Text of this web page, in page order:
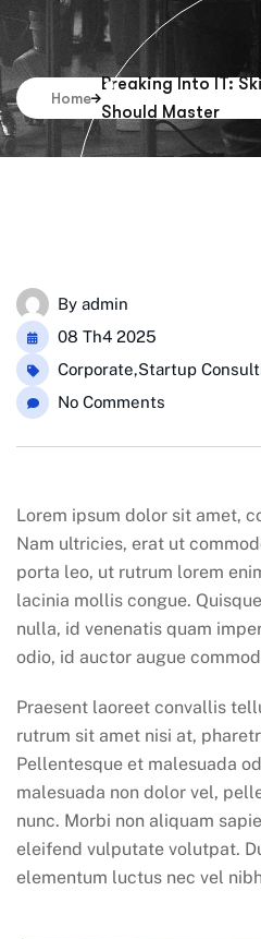
Home
Breaking Into IT:
Should Master
By admin
08 Th4 2025
Corporate,Startup
No Comments
Lorem ipsum dolor sit amet,
Nam ultricies, erat ut
porta leo, ut rutrum lorem
lacinia mollis congue.
nulla, id venenatis quam
odio, id auctor augue
Praesent laoreet convallis
rutrum sit amet nisi at,
Pellentesque et malesuada
malesuada non dolor vel,
nunc. Morbi non aliquam
eleifend vulputate volutpat.
elementum luctus nec vel